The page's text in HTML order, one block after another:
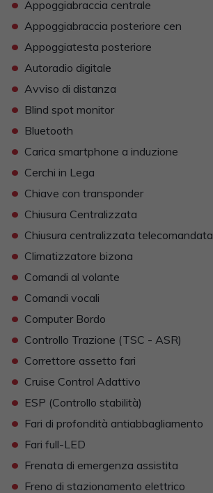
Appoggiabraccia centrale
• Appoggiabraccia posteriore cen
• Appoggiatesta posteriore
• Autoradio digitale
• Avviso di distanza
• Blind spot monitor
• Bluetooth
• Carica smartphone a induzione
• Cerchi in Lega
• Chiave con transponder
• Chiusura Centralizzata
• Chiusura centralizzata telecomandata
• Climatizzatore bizona
• Comandi al volante
• Comandi vocali
• Computer Bordo
• Controllo Trazione (TSC - ASR)
• Correttore assetto fari
• Cruise Control Adattivo
• ESP (Controllo stabilità)
• Fari di profondità antiabbagliamento
• Fari full-LED
• Frenata di emergenza assistita
• Freno di stazionamento elettrico